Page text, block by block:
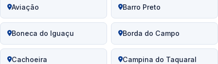
Aviação Barro Preto
Boneca do Iguaçu Borda do Campo
Cachoeira Campina do Taquaral